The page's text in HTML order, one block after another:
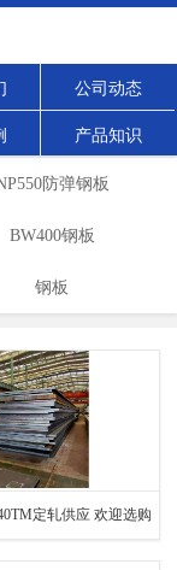
公司动态
产品知识
防弹钢板
BW400钢板
钢板
定轧供应 欢迎选购